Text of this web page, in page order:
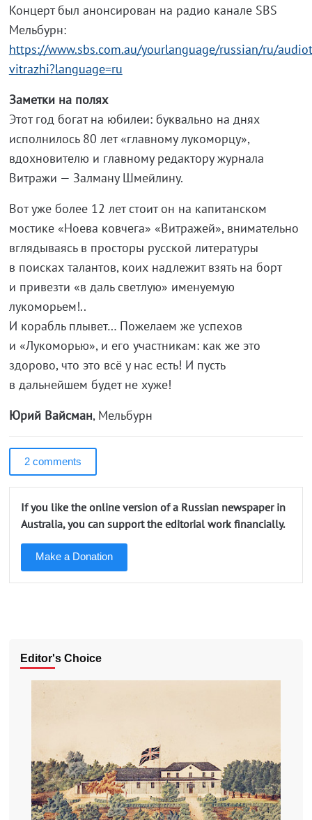
Концерт был анонсирован на радио канале SBS
Мельбурн:
https://www.sbs.com.au/yourlanguage/russian/ru/
vitrazhi?language=ru
Заметки на полях
Этот год богат на юбилеи: буквально на днях
исполнилось 80 лет «главному лукоморцу»,
вдохновителю и главному редактору журнала
Витражи — Залману Шмейлину.
Вот уже более 12 лет стоит он на капитанском
мостике «Ноева ковчега» «Витражей», внимательно
вглядываясь в просторы русской литературы
в поисках талантов, коих надлежит взять на борт
и привезти «в даль светлую» именуемую
лукоморьем!..
И корабль плывет… Пожелаем же успехов
и «Лукоморью», и его участникам: как же это
здорово, что это всё у нас есть! И пусть
в дальнейшем будет не хуже!
Юрий Вайсман, Мельбурн
2 comments
If you like the online version of a Russian newspaper in
Australia, you can support the editorial work financially.
Make a Donation
Editor's Choice